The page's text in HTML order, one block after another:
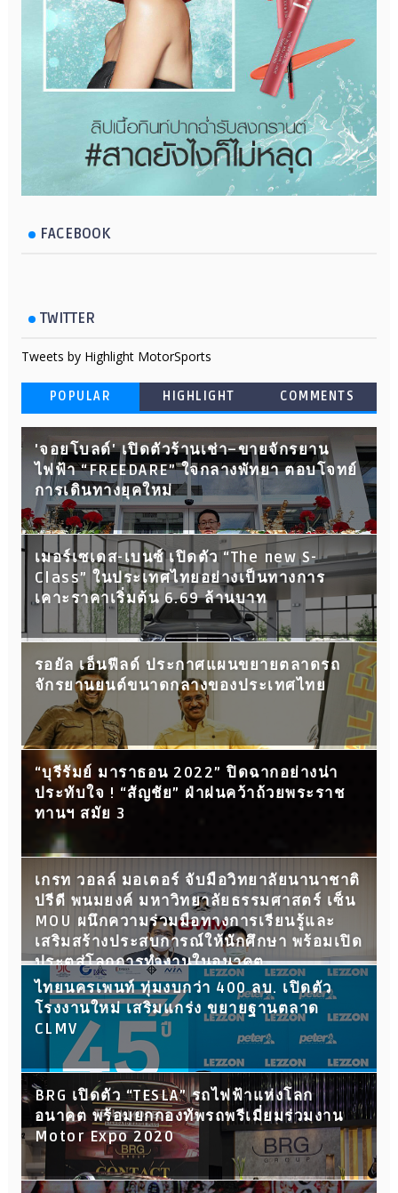
FACEBOOK
TWITTER
Tweets by Highlight MotorSports
POPULAR HIGHLIGHT COMMENTS
'จอยโบลด์' เปิดตัวร้านเช่า–ขายจักรยาน
ไฟฟ้า “FREEDARE” ใจกลางพัทยา ตอบโจทย์
การเดินทางยุคใหม่
เมอร์เซเดส-เบนซ์ เปิดตัว “The new S-
Class” ในประเทศไทยอย่างเป็นทางการ
เคาะราคาเริ่มต้น 6.69 ล้านบาท
รอยัล เอ็นฟีลด์ ประกาศแผนขยายตลาดรถ
จักรยานยนต์ขนาดกลางของประเทศไทย
“บุรีรัมย์ มาราธอน 2022” ปิดฉากอย่างน่า
ประทับใจ ! “สัญชัย” ฝ่าฝนคว้าถ้วยพระราช
ทานฯ สมัย 3
เกรท วอลล์ มอเตอร์ จับมือวิทยาลัยนานาชาติ
ปรีดี พนมยงค์ มหาวิทยาลัยธรรมศาสตร์ เซ็น
MOU ผนึกความร่วมมือทางการเรียนรู้และ
เสริมสร้างประสบการณ์ให้นักศึกษา พร้อมเปิด
ประตูสู่โลกการทำงานในอนาคต
ไทยนครเพนท์ ทุ่มงบกว่า 400 ลบ. เปิดตัว
โรงงานใหม่ เสริมแกร่ง ขยายฐานตลาด
CLMV
BRG เปิดตัว “TESLA” รถไฟฟ้าแห่งโลก
อนาคต พร้อมยกกองทัพรถพรีเมี่ยมร่วมงาน
Motor Expo 2020